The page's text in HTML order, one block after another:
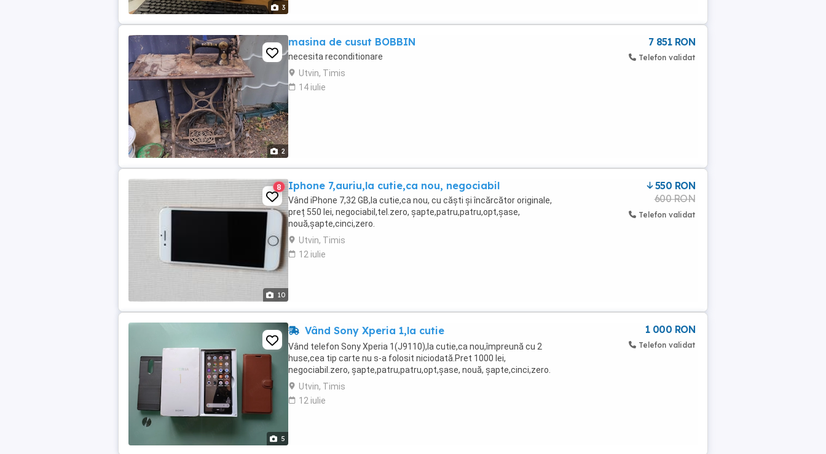
3
2
masina de cusut BOBBIN
necesita reconditionare
Utvin, Timis
14 iulie
7 851 RON
Telefon validat
10
8 Iphone 7,auriu,la cutie,ca nou, negociabil
Vând iPhone 7,32 GB,la cutie,ca nou, cu căști și încărcător originale,
preț 550 lei, negociabil,tel.zero, șapte,patru,patru,opt,șase,
nouă,șapte,cinci,zero.
Utvin, Timis
12 iulie
550 RON
600 RON
Telefon validat
5
Vând Sony Xperia 1,la cutie
Vând telefon Sony Xperia 1(J9110),la cutie,ca nou,împreună cu 2
huse,cea tip carte nu s-a folosit niciodată.Pret 1000 lei,
negociabil.zero, șapte,patru,patru,opt,șase, nouă, șapte,cinci,zero.
Utvin, Timis
12 iulie
1 000 RON
Telefon validat